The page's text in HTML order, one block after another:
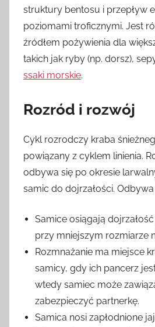
struktury bentosu i przepływ
poziomami troficznymi. Jest
źródłem pożywienia dla
takich jak ryby (np. dorsz),
ssaki morskie.
Rozród i rozwój
Cykl rozrodczy kraba
powiązany z cyklem linienia.
odbywa się po okresie
samic do dojrzałości.
Samice osiągają
przy mniejszym rozmiarze
Rozmnażanie ma miejsce
samicy, gdy ich pancerz
wtedy samiec może
zabezpieczyć partnerkę.
Samica nosi zapłodnione